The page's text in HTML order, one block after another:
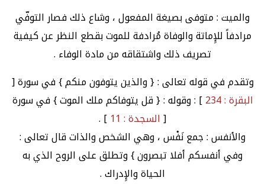
والميت : متوفى بصيغة المفعول ، وشاع ذلك فصار التوفّي
مرادفاً للإِماتة والوفاة مُرادفة للموت بقطع النظر عن كيفية
تصريف ذلك واشتقاقه من مادة الوفاء .
وتقدم في قوله تعالى : { والذين يتوفون منكم } في سورة [
البقرة : 234
] : وقوله : { قل يتوفاكم ملك الموت } في سورة
[السجدة : 11
] .
والأنفس : جمع نَفْس ، وهي الشخص والذات قال تعالى :
وفي أنفسكم أفلا تبصرون } وتطلق على الروح الذي به
الحياة والإِدراك .